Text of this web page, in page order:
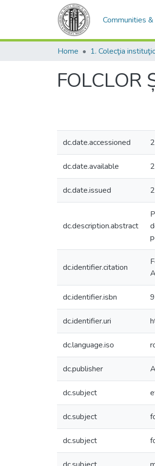
Communities
Home
FOLCLOR
dc.date.accessioned
dc.date.available
dc.date.issued
dc.description.abstract
dc.identifier.citation
dc.identifier.isbn
dc.identifier.uri
dc.language.iso
dc.publisher
dc.subject
dc.subject
dc.subject